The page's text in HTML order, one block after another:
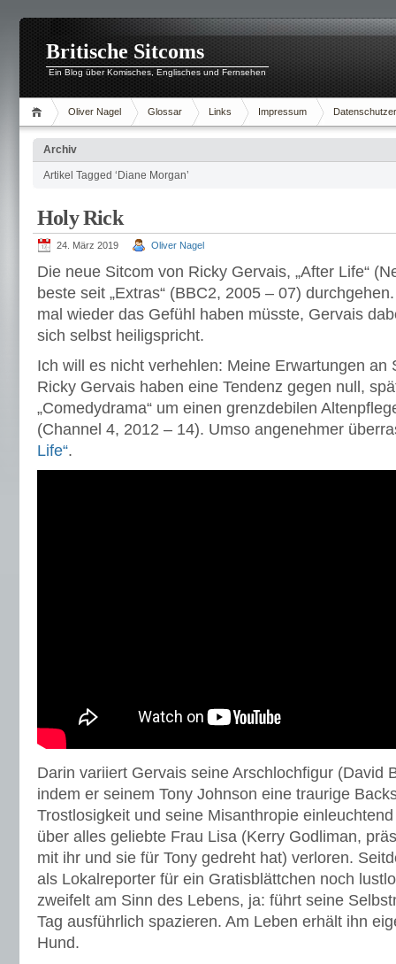
Britische Sitcoms
Ein Blog über Komisches, Englisches und Fernsehen
Oliver Nagel Glossar Links Impressum
Archiv
Artikel Tagged ‘Diane Morgan’
Holy Rick
24. März 2019 Oliver Nagel
Die neue Sitcom von Ricky Gervais, „After Life“
beste seit „Extras“ (BBC2, 2005 – 07)
mal wieder das Gefühl haben müsste, Gervais
sich selbst heiligspricht.
Ich will es nicht verhehlen: Meine Erwartungen an
Ricky Gervais haben eine Tendenz gegen null,
„Comedydrama“ um einen grenzdebilen
(Channel 4, 2012 – 14). Umso angenehmer
Life“.
Darin variiert Gervais seine Arschlochfigur (David
indem er seinem Tony Johnson eine traurige
Trostlosigkeit und seine Misanthropie
über alles geliebte Frau Lisa (Kerry Godliman,
mit ihr und sie für Tony gedreht hat) verloren.
als Lokalreporter für ein Gratisblättchen noch
zweifelt am Sinn des Lebens, ja: führt seine
Tag ausführlich spazieren. Am Leben erhält ihn
Hund.